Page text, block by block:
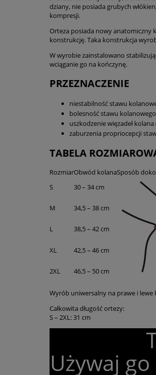
dziany, nie posiada grubych
kompresji.
Orteza posiada nowy anatomiczny
konstrukcję. Taka konstrukcja
W wyrobie zainstalowano
wciąganie go na kończynę.
PRZEZNACZENIE
niestabilność stawu
bolesność stawu
uszkodzenie więzadeł kolana
zaburzenia propriocepcji
TABELA
RozmiarObwód kolanaSposób
S
30 – 34 cm
M 34,5 – 38 cm
L 38,5 – 42 cm
XL 42,5 – 46 cm
2XL 46,5 – 50 cm
Wyrób uniwersalny na prawe i lewe
Całkowita długość ortezy:
S – 2XL: 31 cm
Używaj